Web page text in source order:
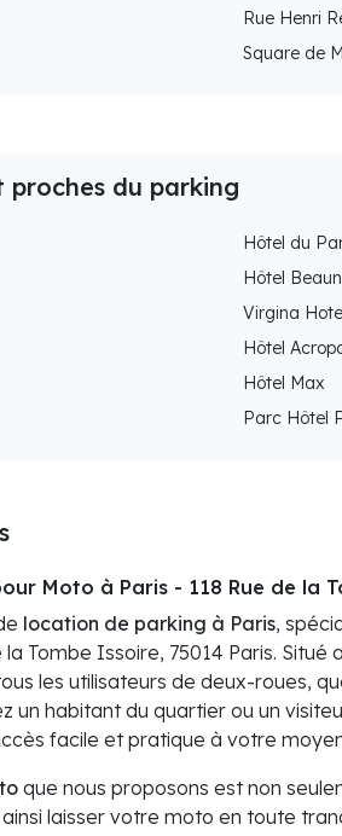
Rue Henri
Square de
du parking
Hôtel du
Hôtel
Virgina
Hôtel
Hôtel Max
Parc Hôtel
Moto à Paris - 118 Rue de la
location de parking à Paris,
la Tombe Issoire, 75014 Paris.
les utilisateurs de deux-roues,
un habitant du quartier ou un
facile et pratique à votre
que nous proposons est non
laisser votre moto en toute